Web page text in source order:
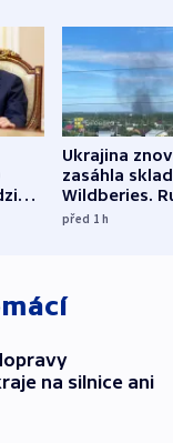
Ukrajina
zasáhla
Wildberies.
útočili v
před 1h
na silnice ani